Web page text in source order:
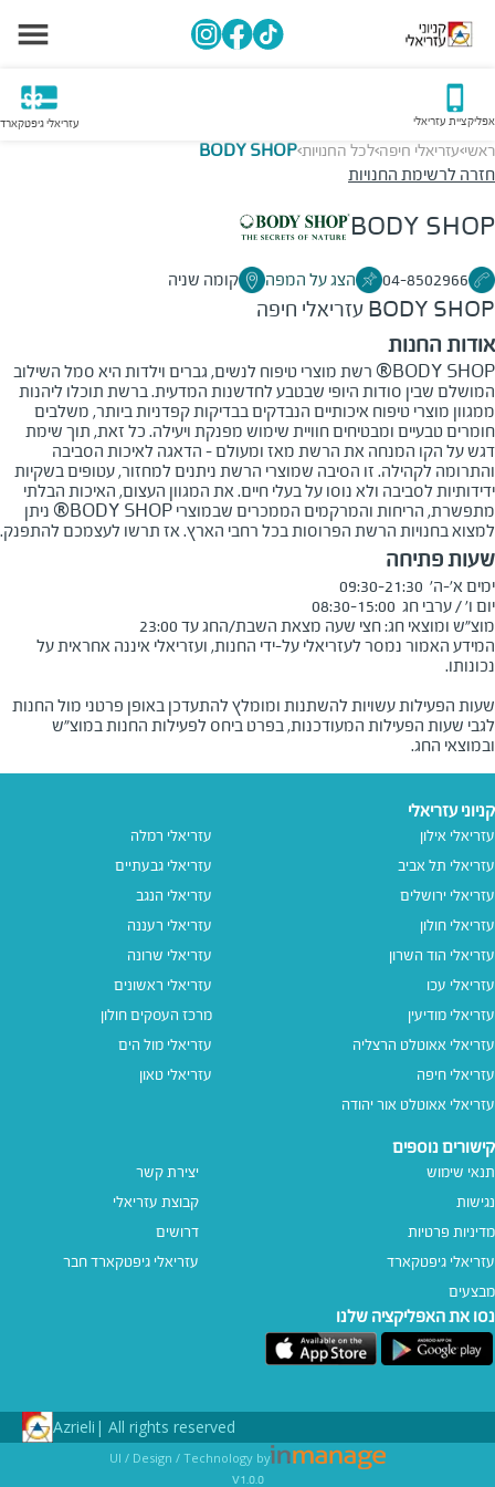
אפליקציית עזריאלי עזריאלי גיפטקארד
ראשי>עזריאלי חיפה>לכל החנויות>
BODY SHOP
חזרה לרשימת החנויות
BODY SHOP
04-8502966 הצג על המפה קומה שניה
BODY SHOP עזריאלי חיפה
אודות החנות
BODY SHOP® רשת מוצרי טיפוח לנשים, גברים וילדות היא סמל השילוב
המושלם שבין סודות היופי שבטבע לחדשנות המדעית. ברשת תוכלו ליהנות
ממגוון מוצרי טיפוח איכותיים הנבדקים בבדיקות קפדניות ביותר, משלבים
חומרים טבעיים ומבטיחים חוויית שימוש מפנקת ויעילה. כל זאת, תוך שימת
דגש על הקו המנחה את הרשת מאז ומעולם – הדאגה לאיכות הסביבה
והתרומה לקהילה. זו הסיבה שמוצרי הרשת ניתנים למחזור, עטופים בשקיות
ידידותיות לסביבה ולא נוסו על בעלי חיים. את המגוון העצום, האיכות הבלתי
מתפשרת, הריחות והמרקמים הממכרים שבמוצרי BODY SHOP® ניתן
למצוא בחנויות הרשת הפרוסות בכל רחבי הארץ. אז תרשו לעצמכם להתפנק.
שעות פתיחה
מוצ"ש ומוצאי חג: חצי שעה מצאת השבת/החג עד 23:00
המידע האמור נמסר לעזריאלי על-ידי החנות, ועזריאלי איננה אחראית על
שעות הפעילות עשויות להשתנות ומומלץ להתעדכן באופן פרטני מול החנות
לגבי שעות הפעילות המעודכנות, בפרט ביחס לפעילות החנות במוצ"ש
ובמוצאי החג.
קניוני עזריאלי
עזריאלי אילון
עזריאלי תל אביב
עזריאלי ירושלים
עזריאלי חולון
עזריאלי הוד השרון
עזריאלי עכו
עזריאלי מודיעין
עזריאלי אאוטלט הרצליה
עזריאלי חיפה
עזריאלי אאוטלט אור יהודה
עזריאלי רמלה
עזריאלי גבעתיים
עזריאלי הנגב
עזריאלי רעננה
עזריאלי שרונה
עזריאלי ראשונים
מרכז העסקים חולון
עזריאלי מול הים
עזריאלי טאון
קישורים נוספים
תנאי שימוש
נגישות
מדיניות פרטיות
עזריאלי גיפטקארד
מבצעים
יצירת קשר
קבוצת עזריאלי
דרושים
עזריאלי גיפטקארד חבר‎
נסו את האפליקציה שלנו
All rights reserved |
Azrieli
UI / Design / Technology by
v1.0.0